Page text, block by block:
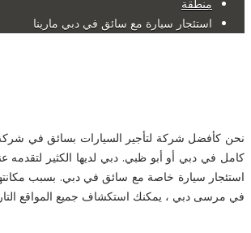
منطقة
استئجار سيارة مع سائق في دبي مارينا
نحن كأفضل شركة لتأجير السيارات بسائق في شركة
كامل في دبي أو أبو ظبي. دبي لديها الكثير لتقدمه
استئجار سيارة خاصة مع سائق في دبي. بسبب مكانتها
في مرسى دبي ، يمكنك استكشاف جميع المواقع